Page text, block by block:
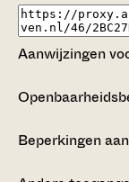
Aanwijzingen
Beperkingen